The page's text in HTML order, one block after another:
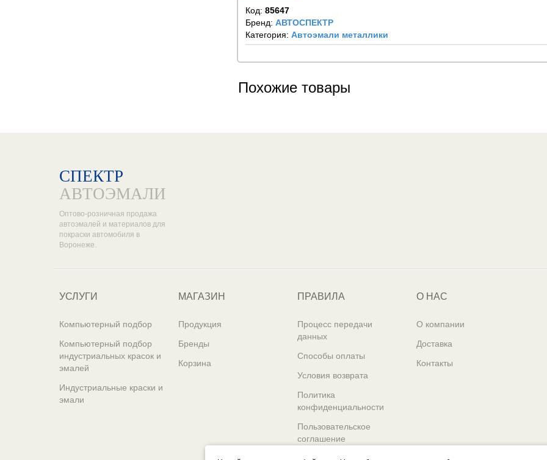
Код: 85647
Бренд: АВТОСПЕКТР
Категория: Автоэмали металлики
Похожие товары
СПЕКТР
АВТОЭМАЛИ
Оптово-розничная продажа
автоэмалей и материалов для
покраски автомобиля в
Воронеже.
УСЛУГИ
Компьютерный подбор
Компьютерный подбор
индустриальных красок и
эмалей
Индустриальные краски и
эмали
МАГАЗИН
Продукция
Бренды
Корзина
ПРАВИЛА
Процесс передачи
данных
Способы оплаты
Условия возврата
Политика
конфиденциальности
Пользовательское
соглашение
О НАС
О компании
Доставка
Контакты